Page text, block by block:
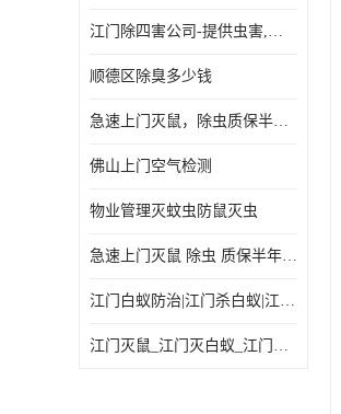
江门除四害公司-提供虫害,病毒等全面消杀服务
顺德区除臭多少钱
急速上门灭鼠，除虫质保半年，白蚁、跳蚤、臭虫、蟑螂、德国小镰
佛山上门空气检测
物业管理灭蚊虫防鼠灭虫
急速上门灭鼠 除虫 质保半年 白蚁 跳蚤 臭虫 蟑螂 德国小镰
江门白蚁防治|江门杀白蚁|江门杀虫灭鼠|江门灭白蚁|
江门灭鼠_江门灭白蚁_江门灭蟑螂